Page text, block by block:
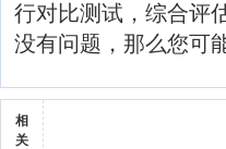
行对比测试，综合评
没有问题，那么您可
相
关